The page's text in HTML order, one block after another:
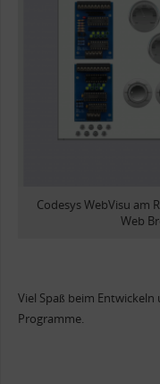
Codesys WebVisu am
Web
Viel Spaß beim Entwickeln
Programme.